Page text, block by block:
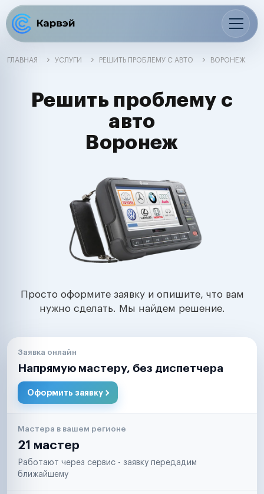
ГЛАВНАЯ УСЛУГИ РЕШИТЬ ПРОБЛЕМУ С АВТО ВОРОНЕЖ
Решить проблему с
авто
Воронеж
Просто оформите заявку и опишите, что вам
нужно сделать. Мы найдем решение.
Заявка онлайн
Напрямую мастеру, без диспетчера
Оформить заявку
Мастера в вашем регионе
21 мастер
Работают через сервис - заявку передадим
ближайшему